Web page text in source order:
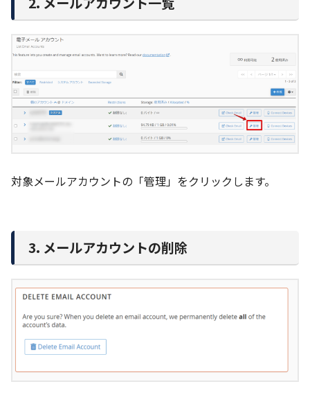
対象メールアカウントの「管理」をクリックします。
3. メールアカウントの削除